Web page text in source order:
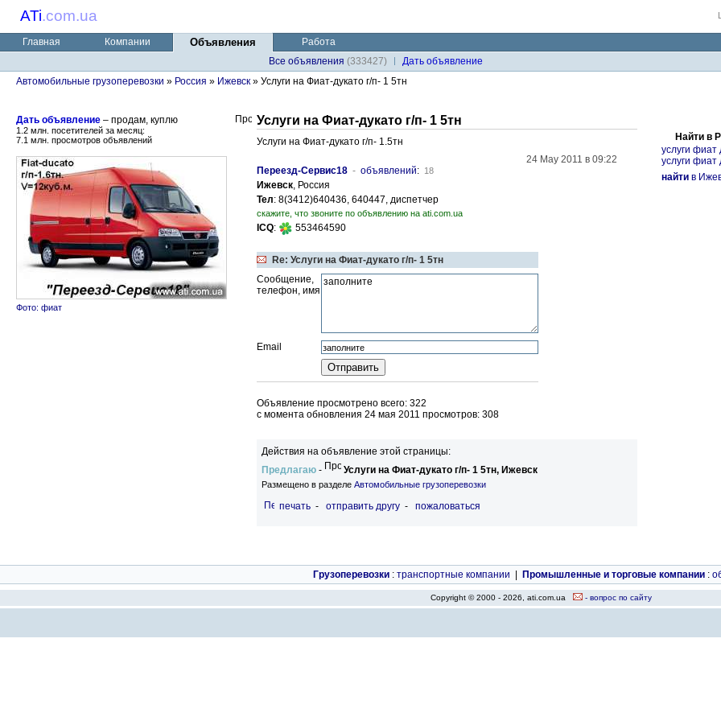
ATi.com.ua
Главная Компании Объявления
Работа
Все объявления (333427)
Дaть объявление
Автомобильные грузоперевозки » Россия » Ижевск » Услуги на Фиат-дукато г/п- 1 5тн
Дать объявление – продам, куплю
1.2 млн. посетителей за месяц:
7.1 млн. просмотров объявлений
Фото: фиат
Услуги на Фиат-дукато г/п- 1 5тн
Услуги на Фиат-дукато г/п- 1.5тн
24 May 2011 в 09:22
Переезд-Сервис18 - объявлений: 18
Ижевск, Россия
Тел: 8(3412)640436, 640447, диспетчер
скажите, что звоните по объявлению на ati.com.ua
ICQ: 553464590
Re: Услуги на Фиат-дукато г/п- 1 5тн
Сообщение,
телефон, имя
Email
Объявление просмотрено всего: 322
c момента обновления 24 мая 2011 просмотров: 308
Действия на объявление этой страницы:
Предлагаю - Услуги на Фиат-дукато г/п- 1 5тн, Ижевск
Размещено в разделе Автомобильные грузоперевозки
печать - отправить другу - пожаловаться
Найти в
услуги фиат
услуги фиат
найти в
Грузоперевозки : транспортные компании Промышленные и торговые компании :
Copyright © 2000 - 2026, ati.com.ua - вопрос по сайту